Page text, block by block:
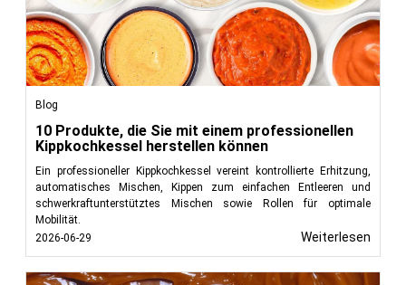
Blog
10 Produkte, die Sie mit einem professionellen
Kippkochkessel herstellen können
Ein professioneller Kippkochkessel vereint kontrollierte Erhitzung,
automatisches Mischen, Kippen zum einfachen Entleeren und
schwerkraftunterstütztes Mischen sowie Rollen für optimale
Mobilität.
2026-06-29
Weiterlesen